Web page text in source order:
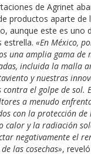
de Agrinet
productos aparte de
aunque este es uno
estrella. «En México,
una amplia gama de
incluida la malla
y nuestras
contra el golpe de sol.
a menudo
con la protección de
calor y la radiación
negativamente el
las cosechas»,